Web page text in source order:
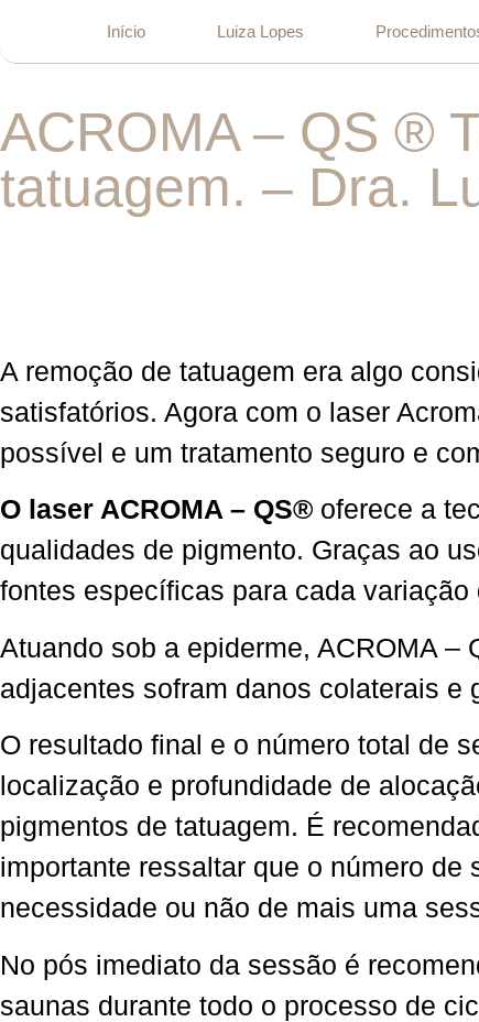
Início Luiza Lopes
ACROMA – QS ®️
tatuagem. – Dra.
A remoção de tatuagem era algo
satisfatórios. Agora com o laser
possível e um tratamento seguro e
O laser ACROMA – QS®️ oferece a
qualidades de pigmento. Graças ao
fontes específicas para cada
Atuando sob a epiderme, ACROMA
adjacentes sofram danos colaterais e
O resultado final e o número total de
localização e profundidade de
pigmentos de tatuagem. É
importante ressaltar que o número
necessidade ou não de mais uma
No pós imediato da sessão é
saunas durante todo o processo de